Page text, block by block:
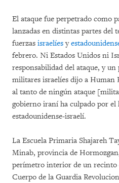
El ataque fue perpetrado como
lanzadas en distintas partes
fuerzas israelíesy
febrero. Ni Estados Unidos ni
responsabilidad del ataque, y un
militares israelíes dijo a Human
al tanto de ningún ataque
gobierno iraní ha culpado por el
estadounidense-israelí.
La Escuela Primaria Shajareh
Minab, provincia de
perímetro interior de un recinto
Cuerpo de la Guardia